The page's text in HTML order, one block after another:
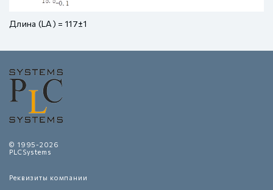
Длина (LA) = 117±1
© 1995-2026
PLCSystems
Реквизиты компании